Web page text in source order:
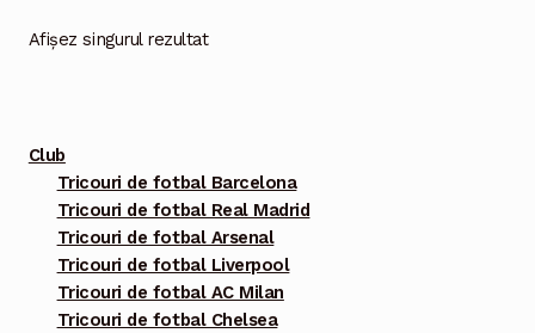
Afișez singurul rezultat
Club
Tricouri de fotbal Barcelona
Tricouri de fotbal Real Madrid
Tricouri de fotbal Arsenal
Tricouri de fotbal Liverpool
Tricouri de fotbal AC Milan
Tricouri de fotbal Chelsea